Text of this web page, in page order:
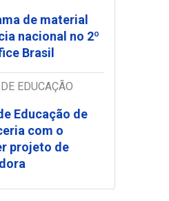
de material
nacional no 2º
Brasil
EDUCAÇÃO
Educação de
com o
projeto de